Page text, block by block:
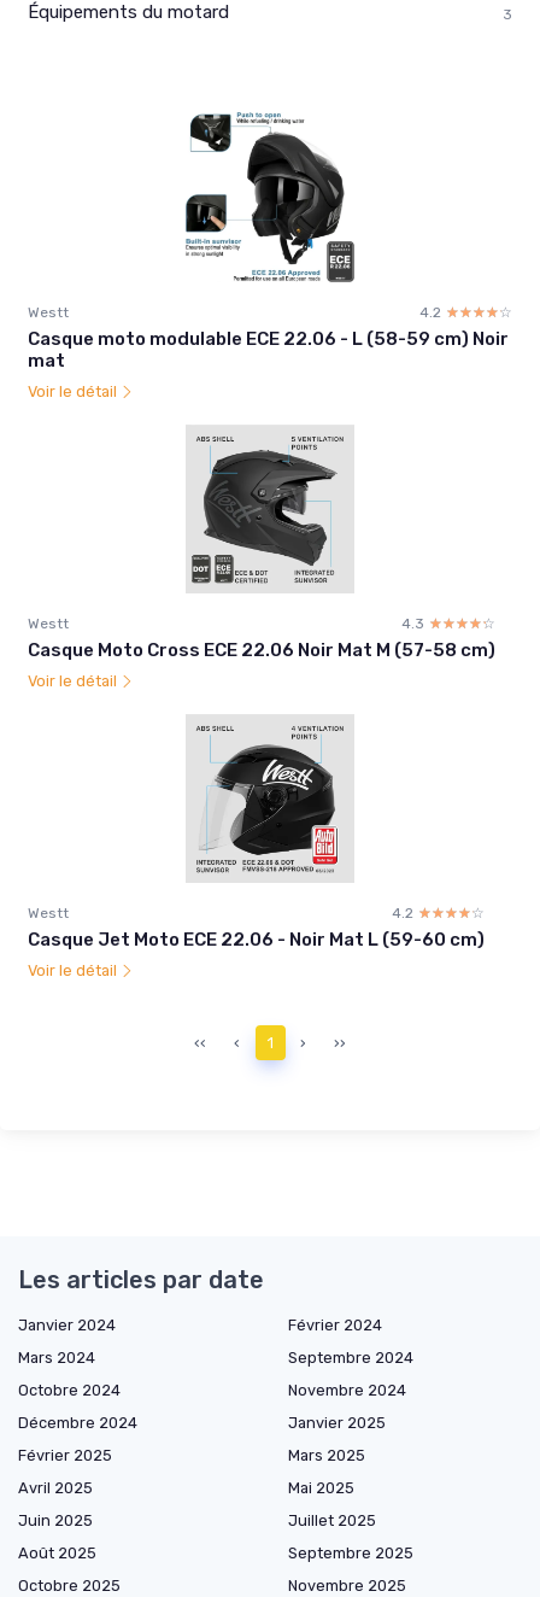
Équipements du motard 3
Westt 4.2 ☆☆☆☆☆
★★★★★
Casque moto modulable ECE 22.06 - L (58-59 cm) Noir
mat
Voir le détail
Westt 4.3 ☆☆☆☆☆
★★★★★
Casque Moto Cross ECE 22.06 Noir Mat M (57-58 cm)
Voir le détail
Westt 4.2 ☆☆☆☆☆
★★★★★
Casque Jet Moto ECE 22.06 - Noir Mat L (59-60 cm)
Voir le détail
‹‹ ‹ 1 › ››
Les articles par date
Janvier 2024
Février 2024
Mars 2024
Septembre 2024
Octobre 2024
Novembre 2024
Décembre 2024
Janvier 2025
Février 2025
Mars 2025
Avril 2025
Mai 2025
Juin 2025
Juillet 2025
Août 2025
Septembre 2025
Octobre 2025
Novembre 2025